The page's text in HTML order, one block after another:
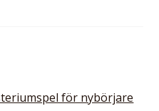
för nybörjare